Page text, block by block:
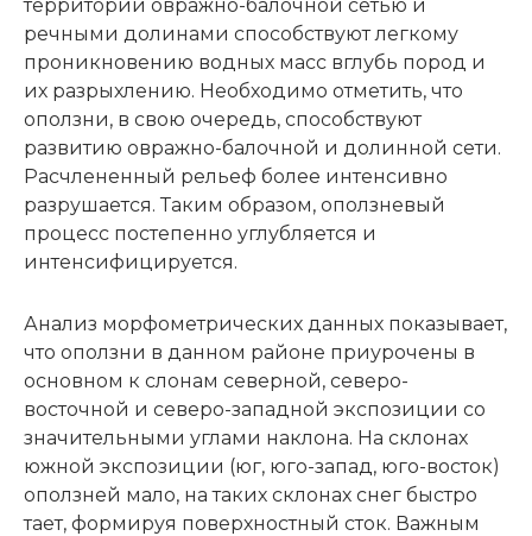
территории овражно-балочной сетью и
речными долинами способствуют легкому
проникновению водных масс вглубь пород и
их разрыхлению. Необходимо отметить, что
оползни, в свою очередь, способствуют
развитию овражно-балочной и долинной сети.
Расчлененный рельеф более интенсивно
разрушается. Таким образом, оползневый
процесс постепенно углубляется и
интенсифицируется.
Анализ морфометрических данных показывает,
что оползни в данном районе приурочены в
основном к слонам северной, северо-
восточной и северо-западной экспозиции со
значительными углами наклона. На склонах
южной экспозиции (юг, юго-запад, юго-восток)
оползней мало, на таких склонах снег быстро
тает, формируя поверхностный сток. Важным